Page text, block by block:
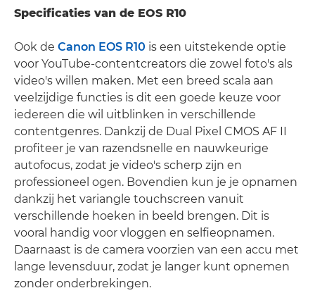
Specificaties van de EOS R10
Ook de Canon EOS R10 is een uitstekende optie
voor YouTube-contentcreators die zowel foto's als
video's willen maken. Met een breed scala aan
veelzijdige functies is dit een goede keuze voor
iedereen die wil uitblinken in verschillende
contentgenres. Dankzij de Dual Pixel CMOS AF II
profiteer je van razendsnelle en nauwkeurige
autofocus, zodat je video's scherp zijn en
professioneel ogen. Bovendien kun je je opnamen
dankzij het variangle touchscreen vanuit
verschillende hoeken in beeld brengen. Dit is
vooral handig voor vloggen en selfieopnamen.
Daarnaast is de camera voorzien van een accu met
lange levensduur, zodat je langer kunt opnemen
zonder onderbrekingen.